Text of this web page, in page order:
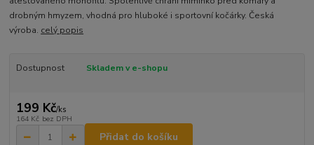
drobným hmyzem, vhodná pro hluboké i sportovní kočárky. Česká
výroba. celý popis
Dostupnost Skladem v e-shopu
199 Kč/ks
164 Kč bez DPH
Přidat do košíku